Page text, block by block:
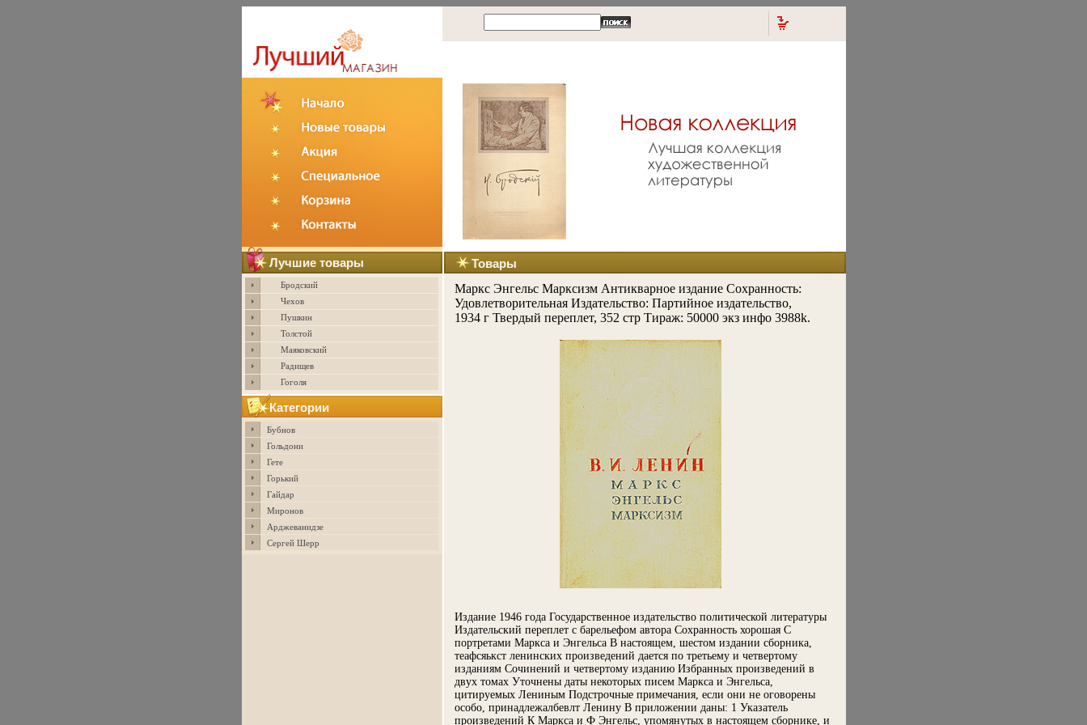
Лучшие товары
Бродский
Чехов
Пушкин
Толстой
Маяковский
Радищев
Гоголя
Категории
Бубнов
Гольдони
Гете
Горький
Гайдар
Миронов
Арджеванидзе
Сергей Шерр
Товары
Маркс Энгельс Марксизм Антикварное издание Сохранность:
Удовлетворительная Издательство: Партийное издательство,
1934 г Твердый переплет, 352 стр Тираж: 50000 экз инфо 3988k.
Издание 1946 года Государственное издательство политической литературы
Издательский переплет с барельефом автора Сохранность хорошая С
портретами Маркса и Энгельса В настоящем, шестом издании сборника,
теафсяькст ленинских произведений дается по третьему и четвертому
изданиям Сочинений и четвертому изданию Избранных произведений в
двух томах Уточнены даты некоторых писем Маркса и Энгельса,
цитируемых Лениным Подстрочные примечания, если они не оговорены
особо, принадлежалбевлт Ленину В приложении даны: 1 Указатель
произведений К Маркса и Ф Энгельс, упомянутых в настоящем сборнике, и